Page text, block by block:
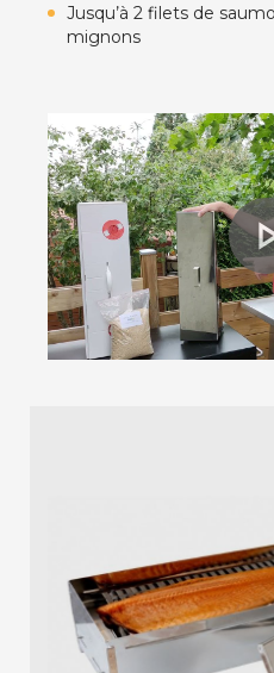
Jusqu’à 2 filets de
mignons